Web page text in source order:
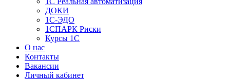
ДОКИ
1C-ЭДО
1СПАРК Риски
Курсы 1С
О нас
Контакты
Вакансии
Личный кабинет